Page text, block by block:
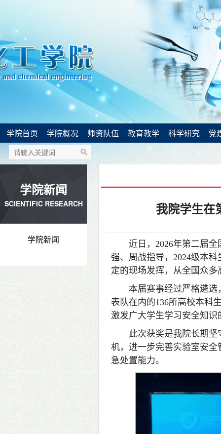
学院首页 学院概况 师资队伍 教育教学 科学研究 党
学院新闻
SCIENTIFIC RESEARCH
学院新闻
我院学生在
近日，2026年第二届
强、周战指导，2024级本
定的现场发挥，从全国众
本届赛事经过严格遴
表队在内的136所高校本科
激发广大学生学习安全知
此次获奖是我院长期
机，进一步完善实验室安
急处置能力。